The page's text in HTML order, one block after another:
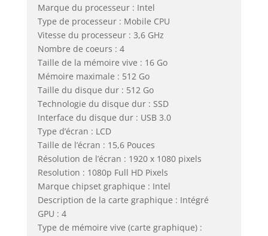
Marque du processeur : Intel
Type de processeur : Mobile CPU
Vitesse du processeur : 3,6 GHz
Nombre de coeurs : 4
Taille de la mémoire vive : 16 Go
Mémoire maximale : 512 Go
Taille du disque dur : 512 Go
Technologie du disque dur : SSD
Interface du disque dur : USB 3.0
Type d’écran : LCD
Taille de l’écran : 15,6 Pouces
Résolution de l’écran : 1920 x 1080 pixels
Resolution : 1080p Full HD Pixels
Marque chipset graphique : Intel
Description de la carte graphique : Intégré
GPU : 4
Type de mémoire vive (carte graphique) :